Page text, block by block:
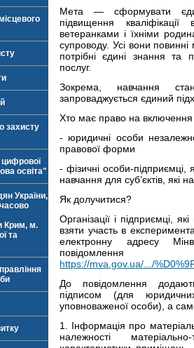
захисту
цифрової
освіта"
України,
Крим, м.
та
Мета — сформувати
підвищення
ветеранками і їхніми
супроводу. Усі вони повинні
потрібні єдині знання та
послуг.
Зокрема, навчання
запроваджується єдиний
Хто має право на включення
- юридичні особи
правової форми
- фізичні особи-
навчання для суб’єктів, які
Як долучитися?
Організації і підприємці,
взяти участь в
електронну адресу
https://mva.gov.ua/.../
До повідомлення
підписом (для
уповноваженої особи), а
1. Інформація про
належності